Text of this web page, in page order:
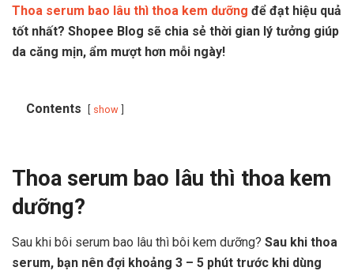
Thoa serum bao lâu thì thoa kem dưỡng để đạt hiệu quả
tốt nhất? Shopee Blog sẽ chia sẻ thời gian lý tưởng giúp
da căng mịn, ẩm mượt hơn mỗi ngày!
Contents show
Thoa serum bao lâu thì thoa kem
dưỡng?
Sau khi bôi serum bao lâu thì bôi kem dưỡng? Sau khi thoa
serum, bạn nên đợi khoảng 3 – 5 phút trước khi dùng